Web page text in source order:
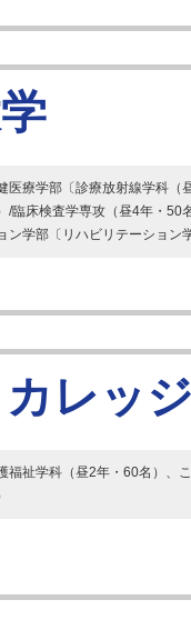
医療学部〔診療放射線学科（
/臨床検査学専攻（昼4年・50
ン学部〔リハビリテーション
カレッ
福祉学科（昼2年・60名）、